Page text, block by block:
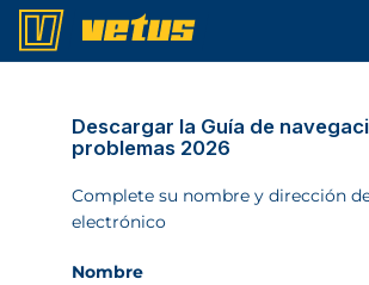
Descargar la Guía de
problemas 2026
Complete su nombre y dirección
electrónico
Nombre